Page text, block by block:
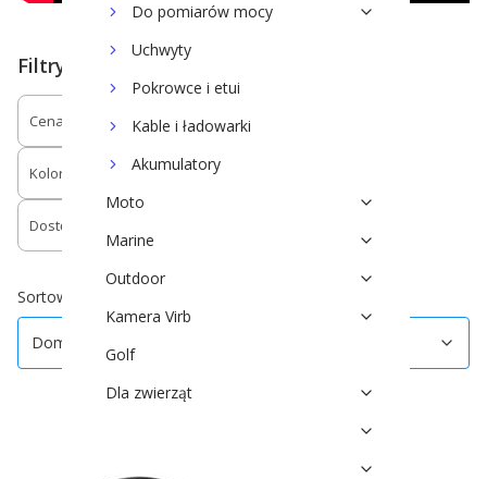
Do pomiarów mocy
Uchwyty
Pokrowce i etui
Kable i ładowarki
Akumulatory
Moto
Marine
Outdoor
Kamera Virb
Golf
Dla zwierząt
Filtry
Cena Rodzaj/Materiał paska
Kolor Kompatybilność
Dostępność
Koniec filtrów
Sortowanie:
Domyślne